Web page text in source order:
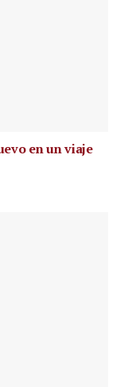
en un viaje